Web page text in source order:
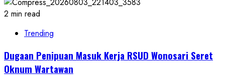
2 min read
Trending
Dugaan Penipuan Masuk Kerja RSUD Wonosari Seret
Oknum Wartawan